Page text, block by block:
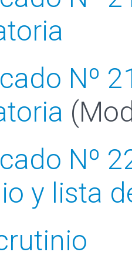
Nº
Nº
y lista